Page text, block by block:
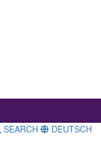
SEARCH DEUTSCH